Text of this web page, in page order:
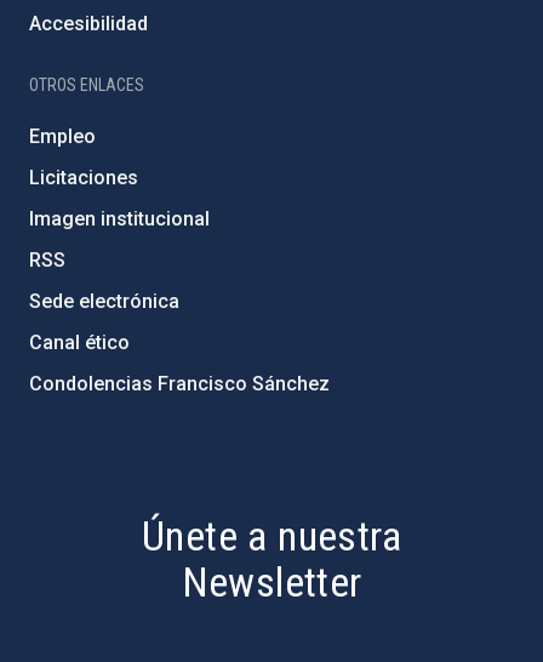
Accesibilidad
OTROS ENLACES
Empleo
Licitaciones
Imagen institucional
RSS
Sede electrónica
Canal ético
Condolencias Francisco Sánchez
Únete a nuestra
Newsletter